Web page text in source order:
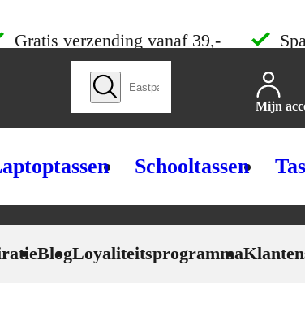
Gratis verzending vanaf 39,-
Schooltassen
BlogLoyaliteitsprogramma
Mijn